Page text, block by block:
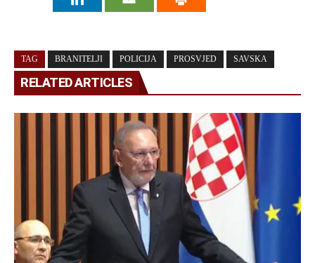
TAG BRANITELJI POLICIJA PROSVJED SAVSKA
RELATED ARTICLES